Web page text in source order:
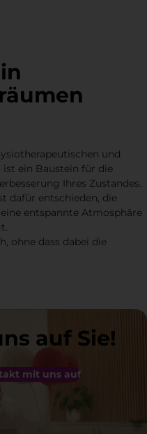
und
ein Baustein für die
Ihres Zustandes.
dafür entschieden, die
entspannte Atmosphäre
ohne dass dabei die
auf Sie!
mit uns auf